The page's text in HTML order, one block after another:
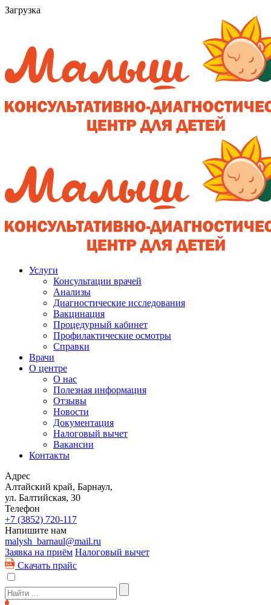
Загрузка
Услуги
Консультации врачей
Анализы
Диагностические исследования
Вакцинация
Процедурный кабинет
Профилактические осмотры
Справки
Врачи
О центре
О нас
Полезная информация
Отзывы
Новости
Документация
Налоговый вычет
Вакансии
Контакты
Адрес
Алтайский край, Барнаул,
ул. Балтийская, 30
Телефон
+7 (3852) 720-117
Напишите нам
malysh_barnaul@mail.ru
Заявка на приём Налоговый вычет
Скачать прайс